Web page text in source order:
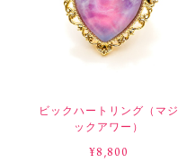
ビックハートリング（マジ
ックアワー）
¥8,800